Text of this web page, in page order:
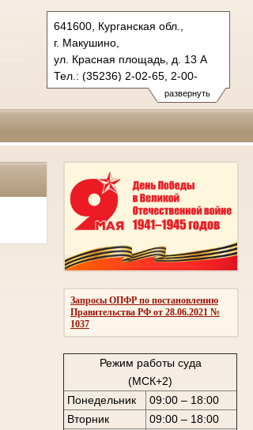
развернуть
641600, Курганская обл.,
г. Макушино,
ул. Красная площадь, д. 13 А
Тел.: (35236) 2-02-65, 2-00-
08(ф.)
makushinsky.krg@sudrf.ru
Запросы ОПФР по постановлению
Правительства РФ от 28.06.2021 №
1037
Режим работы суда
(МСК+2)
Понедельник
09:00 – 18:00
Вторник
09:00 – 18:00